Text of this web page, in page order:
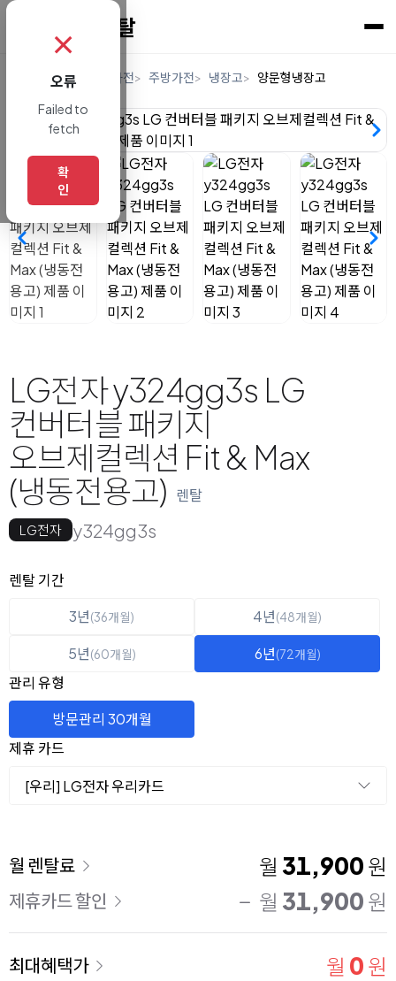
렌탈 디지털/가전 주방가전 냉장고 양문형냉장고
LG전자 y324gg3s LG
컨버터블 패키지
오브제컬렉션 Fit & Max
(냉동전용고) 렌탈
LG전자 y324gg3s
옵션 선택
렌탈 선택
렌탈 기간
3년(36개월) 4년(48개월)
5년(60개월) 6년(72개월)
관리 유형
방문관리 30개월
제휴 카드
[우리] LG전자 우리카드
이용 요금
월 렌탈료 월 31,900 원
제휴카드 할인 월 31,900 원
최대혜택가 월 0 원
✗
오류
Failed to
fetch
확
인